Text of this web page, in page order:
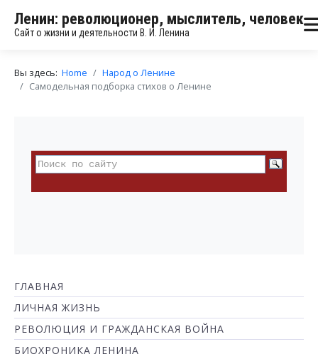
Ленин: революционер, мыслитель, человек
Сайт о жизни и деятельности В. И. Ленина
Вы здесь: Home
Народ о Ленине
Самодельная подборка стихов о Ленине
ГЛАВНАЯ
ЛИЧНАЯ ЖИЗНЬ
РЕВОЛЮЦИЯ И ГРАЖДАНСКАЯ ВОЙНА
БИОХРОНИКА ЛЕНИНА